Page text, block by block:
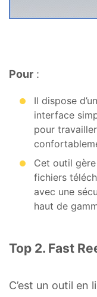
Pour :
Il dispose
interface
pour travailler
Cet outil
fichiers
avec une
haut de
Top 2. Fast
C’est un outil en